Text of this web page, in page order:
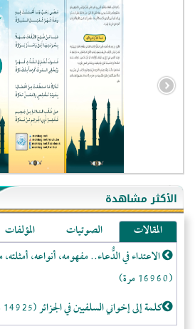
الأكثر مشاهدة
المقالات الصوتيات
المؤلفات
الاعتداء في الدُّعاء.. مفهومه، أنواعه،
(16960 مرة)
كلمة إلى إخواني السلفيين في الجزائر (14925 مرة)
- الولايات المتحدة (72392)
- فيتنام (21563)
-غير معروف (21310)
- الصين (10607)
- كندا (10285)
- فرنسا (9145)
- روسيا (5536)